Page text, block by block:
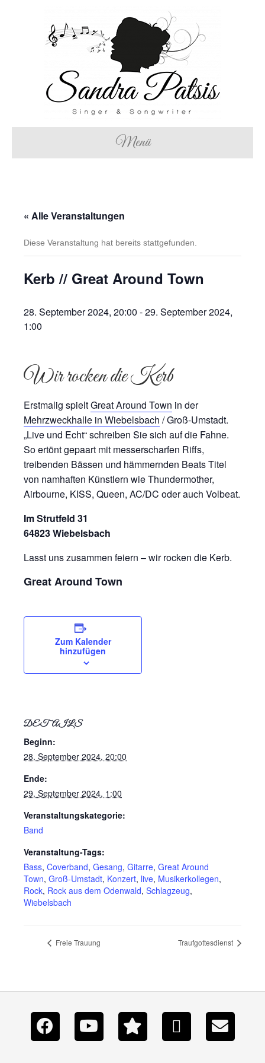
Menü
« Alle Veranstaltungen
Diese Veranstaltung hat bereits stattgefunden.
Kerb // Great Around Town
28. September 2024, 20:00 -29. September 2024,
1:00
Wir rocken die Kerb
Erstmalig spieltGreat Around Town in der
Mehrzweckhalle in Wiebelsbach / Groß-Umstadt.
„Live und Echt“ schreiben Sie sich auf die Fahne.
So ertönt gepaart mit messerscharfen Riffs,
treibenden Bässen und hämmernden Beats Titel
von namhaften Künstlern wie Thundermother,
Airbourne, KISS, Queen, AC/DC oder auch Volbeat.
Im Strutfeld 31
64823 Wiebelsbach
Lasst uns zusammen feiern – wir rocken die Kerb.
Great Around Town
Zum Kalender
hinzufügen
DETAILS
Beginn:
28. September 2024, 20:00
Ende:
29. September 2024, 1:00
Veranstaltungskategorie:
Band
Veranstaltung-Tags:
Bass, Coverband, Gesang, Gitarre, Great Around
Town, Groß-Umstadt, Konzert, live, Musikerkollegen,
Rock, Rock aus dem Odenwald, Schlagzeug,
Wiebelsbach
Freie Trauung Traufgottesdienst